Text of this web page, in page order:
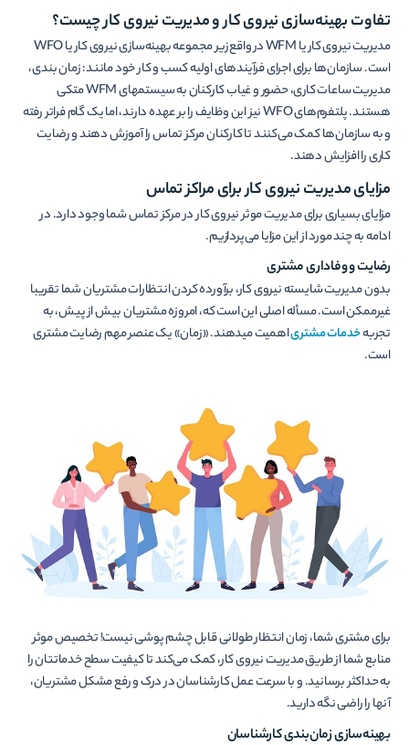
تفاوت بهینه‌سازی نیروی کار و مدیریت نیروی کار چیست؟
مدیریت نیروی کار یا WFM در واقع زیر مجموعه بهینه­‌سازی نیروی کار یا WFO
است. سازمان‌­ها برای اجرای فرآیندهای اولیه کسب و کار خود مانند: زمان بندی،
مدیریت ساعات کاری، حضور و غیاب کارکنان به سیستم­های WFM متکی
هستند. پلتفرم‌های WFO نیز این وظایف را بر عهده دارند، اما یک گام فراتر رفته
و به سازمان‌ها کمک می‌کنند تا کارکنان مرکز تماس را آموزش دهند و رضایت
کاری را افزایش دهند.
مزایای مدیریت نیروی کار برای مراکز تماس
مزایای بسیاری برای مدیریت موثر نیروی کار در مرکز تماس شما وجود دارد. در
ادامه به چند مورد از این مزایا می‌پردازیم.
رضایت و وفاداری مشتری
بدون مدیریت شایسته نیروی کار، برآورده کردن انتظارات مشتریان شما تقریبا
غیرممکن است. مسأله اصلی این است که، امروزه مشتریان بیش از پیش، به
تجربهخدمات مشتریاهمیت می­دهند. «زمان» یک عنصر مهم رضایت مشتری
است.
برای مشتری شما، زمان انتظار طولانی قابل چشم پوشی نیست! تخصیص موثر
منابع شما از طریق مدیریت نیروی کار، کمک می‌­کند تا کیفیت سطح خدماتتان را
به حداکثر برسانید. و با سرعت عمل کارشناسان در درک و رفع مشکل مشتریان،
آن­ها را راضی نگه دارید.
بهینه‌­سازی زمان­‌بندی کارشناسان